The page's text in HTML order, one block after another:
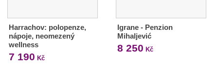
Harrachov: polopenze,
nápoje, neomezený
wellness
7 190 Kč
Igrane - Penzion
Mihaljević
8 250 Kč